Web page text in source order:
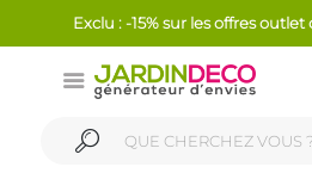
Exclu : -15% sur les offres outlet